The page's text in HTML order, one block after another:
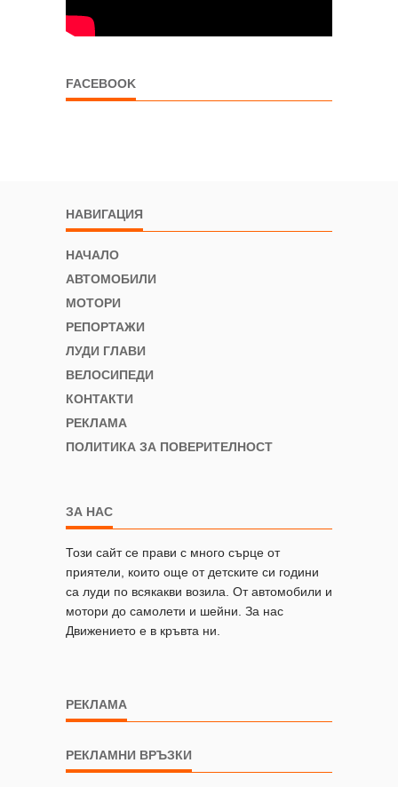
FACEBOOK
НАВИГАЦИЯ
НАЧАЛО
АВТОМОБИЛИ
МОТОРИ
РЕПОРТАЖИ
ЛУДИ ГЛАВИ
ВЕЛОСИПЕДИ
КОНТАКТИ
РЕКЛАМА
ПОЛИТИКА ЗА ПОВЕРИТЕЛНОСТ
ЗА НАС
Този сайт се прави с много сърце от
приятели, които още от детските си години
са луди по всякакви возила. От автомобили и
мотори до самолети и шейни. За нас
Движението е в кръвта ни.
РЕКЛАМА
РЕКЛАМНИ ВРЪЗКИ